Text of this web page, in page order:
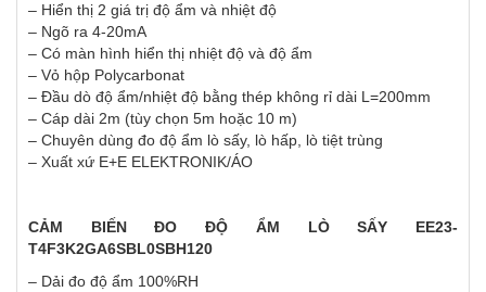
– Hiển thị 2 giá trị độ ẩm và nhiệt độ
– Ngõ ra 4-20mA
– Có màn hình hiển thị nhiệt độ và độ ẩm
– Vỏ hộp Polycarbonat
– Đầu dò độ ẩm/nhiệt độ bằng thép không rỉ dài L=200mm
– Cáp dài 2m (tùy chọn 5m hoặc 10 m)
– Chuyên dùng đo độ ẩm lò sấy, lò hấp, lò tiệt trùng
– Xuất xứ E+E ELEKTRONIK/ÁO
CẢM BIẾN ĐO ĐỘ ẨM LÒ SẤY EE23-
T4F3K2GA6SBL0SBH120
– Dải đo độ ẩm 100%RH